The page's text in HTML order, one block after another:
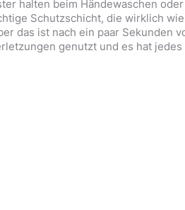
halten beim Händewaschen
Schutzschicht, die wirklich
das ist nach ein paar Sekunden
genutzt und es hat